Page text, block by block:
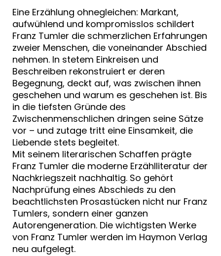
Eine Erzählung ohnegleichen: Markant,
aufwühlend und kompromisslos schildert
Franz Tumler die schmerzlichen Erfahrungen
zweier Menschen, die voneinander Abschied
nehmen. In stetem Einkreisen und
Beschreiben rekonstruiert er deren
Begegnung, deckt auf, was zwischen ihnen
geschehen und warum es geschehen ist. Bis
in die tiefsten Gründe des
Zwischenmenschlichen dringen seine Sätze
vor – und zutage tritt eine Einsamkeit, die
Liebende stets begleitet.
Mit seinem literarischen Schaffen prägte
Franz Tumler die moderne Erzählliteratur der
Nachkriegszeit nachhaltig. So gehört
Nachprüfung eines Abschieds zu den
beachtlichsten Prosastücken nicht nur Franz
Tumlers, sondern einer ganzen
Autorengeneration. Die wichtigsten Werke
von Franz Tumler werden im Haymon Verlag
neu aufgelegt.